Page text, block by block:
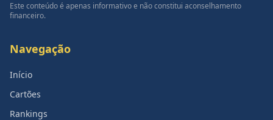
Este conteúdo é apenas informativo e não constitui aconselhamento
financeiro.
Navegação
Início
Cartões
Rankings